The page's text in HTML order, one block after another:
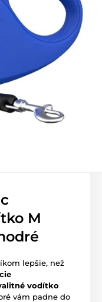
M
lepšie, než
vodítko
vám padne do